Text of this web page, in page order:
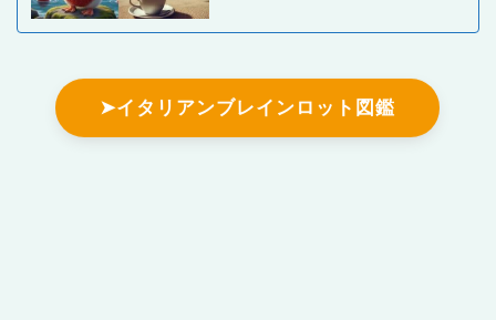
➤イタリアンブレインロット図鑑